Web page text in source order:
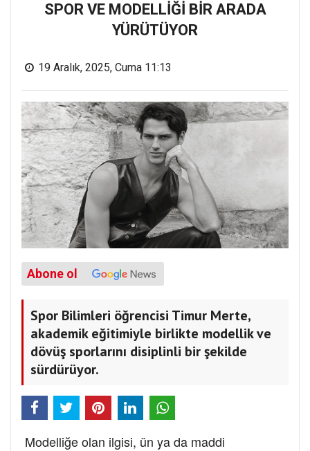
SPOR VE MODELLİĞİ BİR ARADA
YÜRÜTÜYOR
19 Aralık, 2025, Cuma 11:13
Abone ol
Spor Bilimleri öğrencisi Timur Merte,
akademik eğitimiyle birlikte modellik ve
dövüş sporlarını disiplinli bir şekilde
sürdürüyor.
Modelliğe olan ilgisi, ün ya da maddi